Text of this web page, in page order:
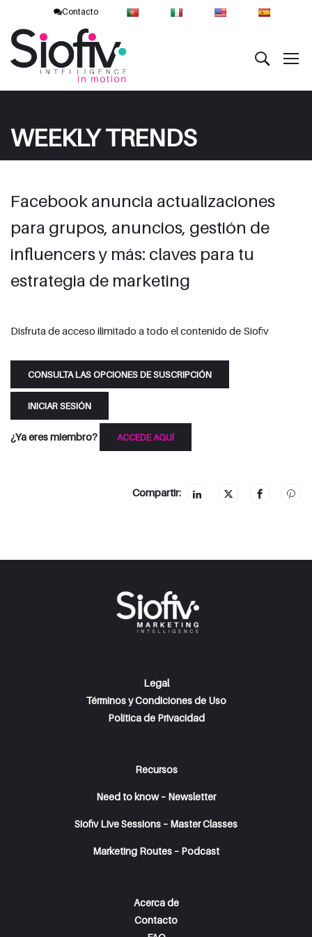
Contacto
WEEKLY TRENDS
Facebook anuncia actualizaciones
para grupos, anuncios, gestión de
influencers y más: claves para tu
estrategia de marketing
Disfruta de acceso ilimitado a todo el contenido de Siofiv
CONSULTA LAS OPCIONES DE SUSCRIPCIÓN
INICIAR SESIÓN
¿Ya eres miembro? ACCEDE AQUÍ
Compartir:
Legal
Términos y Condiciones de Uso
Política de Privacidad
Recursos
Need to know – Newsletter
Siofiv Live Sessions – Master Classes
Marketing Routes – Podcast
Acerca de
Contacto